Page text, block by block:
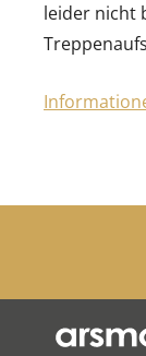
leider nicht